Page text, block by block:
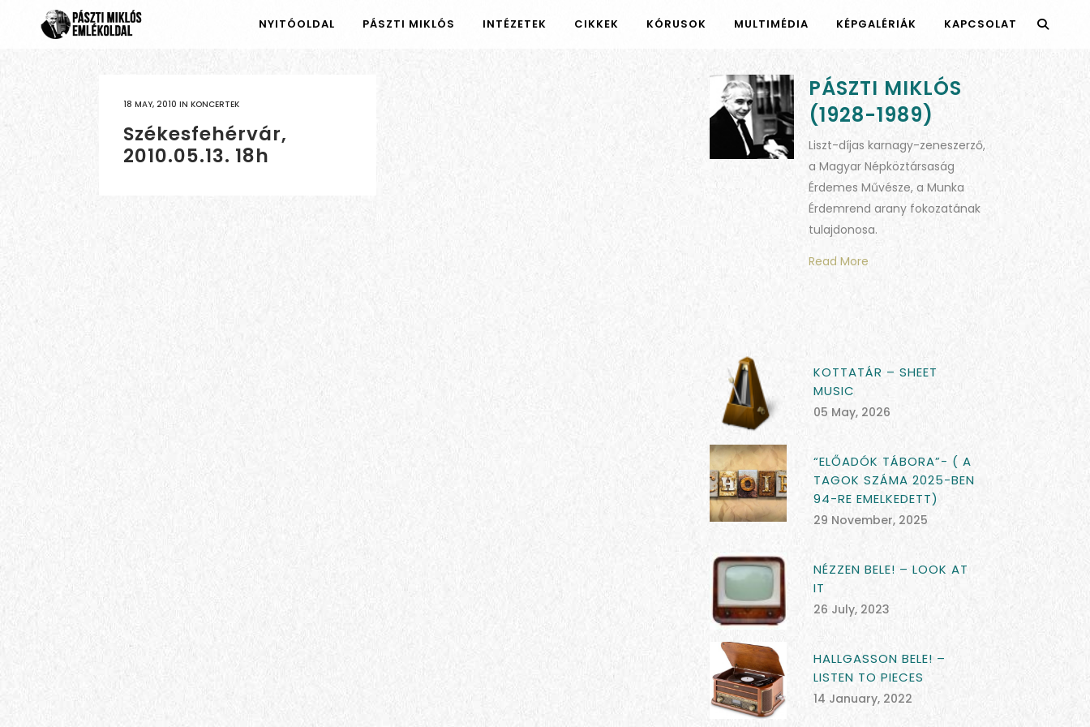
NYITÓOLDAL PÁSZTI MIKLÓS INTÉZETEK CIKKEK KÓRUSOK MULTIMÉDIA KÉPGALÉRIÁK KAPCSOLAT
18 MAY, 2010 IN KONCERTEK
Székesfehérvár,
2010.05.13. 18h
PÁSZTI MIKLÓS
(1928-1989)
Liszt-díjas karnagy-zeneszerző,
a Magyar Népköztársaság
Érdemes Művésze, a Munka
Érdemrend arany fokozatának
tulajdonosa.
Read More
KOTTATÁR – SHEET
MUSIC
05 May, 2026
“ELŐADÓK TÁBORA”- ( A
TAGOK SZÁMA 2025-BEN
94-RE EMELKEDETT)
29 November, 2025
NÉZZEN BELE! – LOOK AT
IT
26 July, 2023
HALLGASSON BELE! –
LISTEN TO PIECES
14 January, 2022